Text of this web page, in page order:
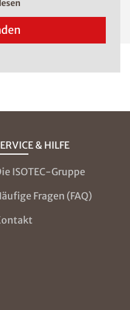
& HILFE
ISOTEC-Gruppe
Fragen (FAQ)